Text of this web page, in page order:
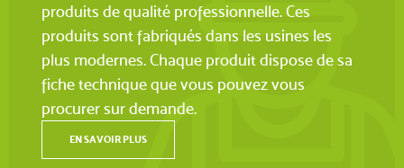
produits de qualité professionnelle. Ces
produits sont fabriqués dans les usines les
plus modernes. Chaque produit dispose de sa
fiche technique que vous pouvez vous
procurer sur demande.
EN SAVOIR PLUS